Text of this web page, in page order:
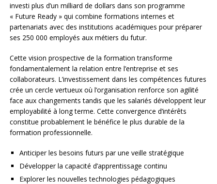
investi plus d’un milliard de dollars dans son programme
« Future Ready » qui combine formations internes et
partenariats avec des institutions académiques pour préparer
ses 250 000 employés aux métiers du futur.
Cette vision prospective de la formation transforme
fondamentalement la relation entre l’entreprise et ses
collaborateurs. L’investissement dans les compétences futures
crée un cercle vertueux où l’organisation renforce son agilité
face aux changements tandis que les salariés développent leur
employabilité à long terme. Cette convergence d’intérêts
constitue probablement le bénéfice le plus durable de la
formation professionnelle.
Anticiper les besoins futurs par une veille stratégique
Développer la capacité d’apprentissage continu
Explorer les nouvelles technologies pédagogiques